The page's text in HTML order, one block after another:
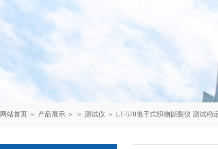
网站首页 ＞ 产品展示 ＞ ＞ 测试仪 ＞ LT-570电子式织物撕裂仪 测试稳